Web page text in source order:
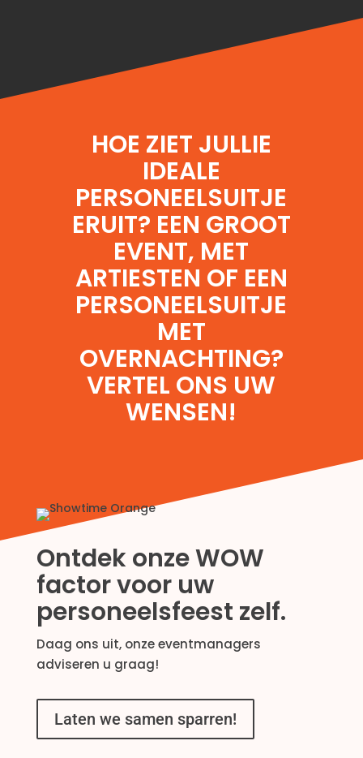
HOE ZIET JULLIE
IDEALE
PERSONEELSUITJE
ERUIT? EEN GROOT
EVENT, MET
ARTIESTEN OF EEN
PERSONEELSUITJE
MET
OVERNACHTING?
VERTEL ONS UW
WENSEN!
Ontdek onze WOW
factor voor uw
personeelsfeest zelf.
Daag ons uit, onze eventmanagers
adviseren u graag!
Laten we samen sparren!